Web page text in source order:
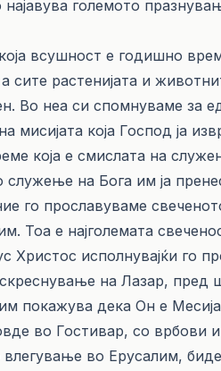
најавува големото
всушност е годишно
сите растенијата и
Во неа си спомнуваме за
мисијата која Господ ја
која е смислата на
на Бога им ја
го прославуваме
Тоа е најголемата
Христос исполнувајќи го
на Лазар, пред
покажува дека Он е
во Гостивар, со
во Ерусалим,